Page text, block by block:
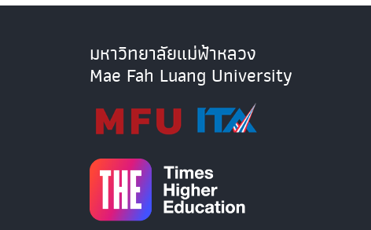
มหาวิทยาลัยแม่ฟ้าหลวง
Mae Fah Luang University